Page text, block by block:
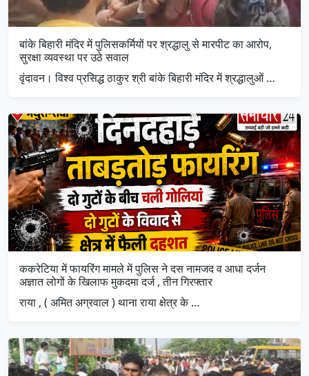
बांके बिहारी मंदिर में पुलिसकर्मियों पर श्रद्धालु से मारपीट का आरोप,
सुरक्षा व्यवस्था पर उठे सवाल
वृंदावन। विश्व प्रसिद्ध ठाकुर श्री बांके बिहारी मंदिर में श्रद्धालुओं …
ककरेटिया में फायरिंग मामले में पुलिस ने दस नामजद व आधा दर्जन
अज्ञात लोगों के खिलाफ मुकदमा दर्ज , तीन गिरफ्तार
राया , ( अमित अग्रवाल ) थाना राया क्षेत्र के …